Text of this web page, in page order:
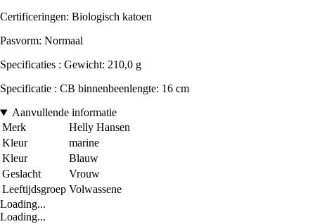
Certificeringen: Biologisch katoen
Pasvorm: Normaal
Specificaties : Gewicht: 210,0 g
Specificatie : CB binnenbeenlengte: 16 cm
Aanvullende informatie
Merk
Helly Hansen
Kleur
marine
Kleur
Blauw
Geslacht
Vrouw
Leeftijdsgroep Volwassene
Loading...
Loading...